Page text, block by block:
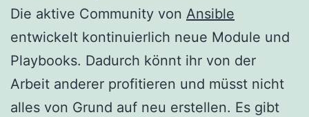
Die aktive Community von Ansible
entwickelt kontinuierlich neue Module und
Playbooks. Dadurch könnt ihr von der
Arbeit anderer profitieren und müsst nicht
alles von Grund auf neu erstellen. Es gibt